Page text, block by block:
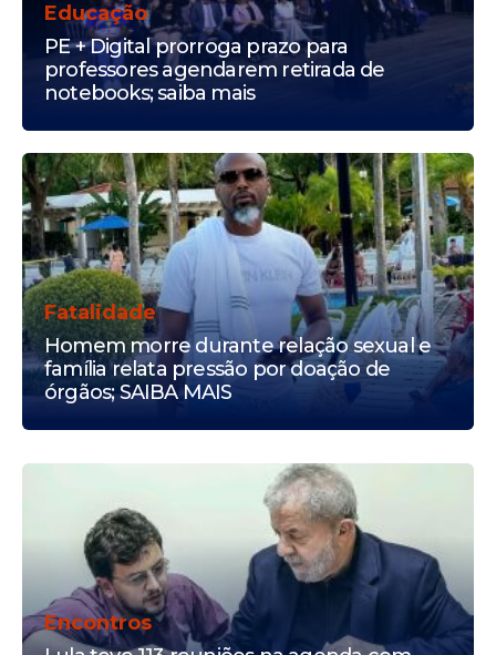
Educação
PE + Digital prorroga prazo para
professores agendarem retirada de
notebooks; saiba mais
Fatalidade
Homem morre durante relação sexual e
família relata pressão por doação de
órgãos; SAIBA MAIS
Encontros